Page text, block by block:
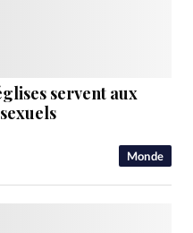
Monde
servent aux